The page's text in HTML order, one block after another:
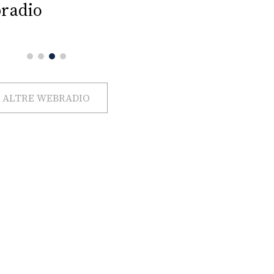
ALTRE WEBRADIO